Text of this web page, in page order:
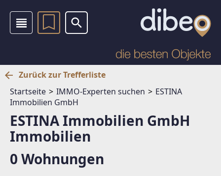
Zurück zur Trefferliste
Startseite
IMMO-Experten suchen
ESTINA
Immobilien GmbH
ESTINA Immobilien GmbH
Immobilien
0 Wohnungen